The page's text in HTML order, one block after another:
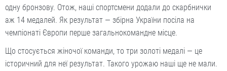
одну бронзову. Отож, наші спортсмени додали до скарбнички
аж 14 медалей. Як результат — збірна України посіла на
чемпіонаті Європи перше загальнокомандне місце.
Що стосується жіночої команди, то три золоті медалі — це
історичний для неї результат. Такого урожаю наші ще не мали.